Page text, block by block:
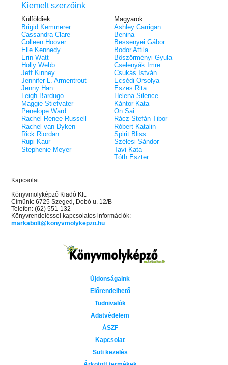
Kiemelt szerzőink
Külföldiek
Brigid Kemmerer
Cassandra Clare
Colleen Hoover
Elle Kennedy
Erin Watt
Holly Webb
Jeff Kinney
Jennifer L. Armentrout
Jenny Han
Leigh Bardugo
Maggie Stiefvater
Penelope Ward
Rachel Renee Russell
Rachel van Dyken
Rick Riordan
Rupi Kaur
Stephenie Meyer
Magyarok
Ashley Carrigan
Benina
Bessenyei Gábor
Bodor Attila
Böszörményi Gyula
Cselenyák Imre
Csukás István
Ecsédi Orsolya
Eszes Rita
Helena Silence
Kántor Kata
On Sai
Rácz-Stefán Tibor
Róbert Katalin
Spirit Bliss
Szélesi Sándor
Tavi Kata
Tóth Eszter
Kapcsolat
Könyvmolyképző Kiadó Kft.
Címünk: 6725 Szeged, Dobó u. 12/B
Telefon: (62) 551-132
Könyvrendeléssel kapcsolatos információk:
markabolt@konyvmolykepzo.hu
Újdonságaink
Előrendelhető
Tudnivalók
Adatvédelem
ÁSZF
Kapcsolat
Süti kezelés